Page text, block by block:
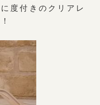
度付きのクリアレ